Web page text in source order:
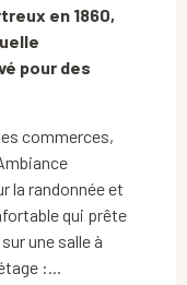
en 1860,
pour des
commerces,
la randonnée et
qui prête
une salle à
:...